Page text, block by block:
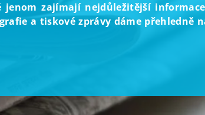
zajímají nejdůležitější
a tiskové zprávy dáme